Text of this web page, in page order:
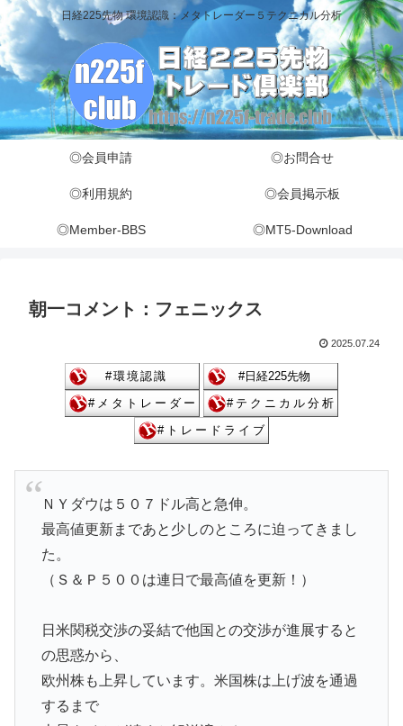
日経225先物 環境認識：メタトレーダー５テクニカル分析
◎会員申請 ◎お問合せ
◎利用規約 ◎会員掲示板
◎Member-BBS ◎MT5-Download
朝一コメント：フェニックス
2025.07.24
ＮＹダウは５０７ドル高と急伸。
最高値更新まであと少しのところに迫ってきまし
た。
（Ｓ＆Ｐ５００は連日で最高値を更新！）
日米関税交渉の妥結で他国との交渉が進展すると
の思惑から、
欧州株も上昇しています。米国株は上げ波を通過
するまで